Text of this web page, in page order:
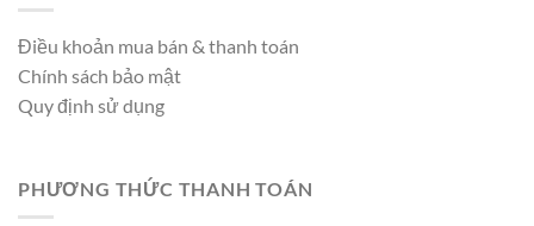
Điều khoản mua bán & thanh toán
Chính sách bảo mật
Quy định sử dụng
PHƯƠNG THỨC THANH TOÁN